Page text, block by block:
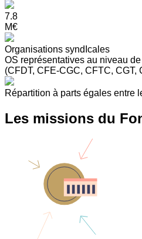
7.8
M€
Organisations syndIcales
OS représentatives au niveau
(CFDT, CFE-CGC, CFTC, CGT,
Répartition à parts égales entre
Les missions du